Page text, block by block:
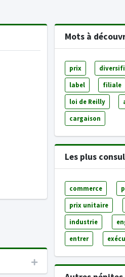
Mots à
prix
label filiale
loi de Reilly
cargaison
Les plus
commerce
prix unitaire
industrie
entrer